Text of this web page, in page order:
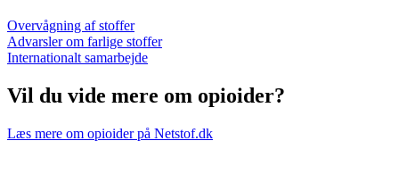
Overvågning af stoffer
Advarsler om farlige stoffer
Internationalt samarbejde
Vil du vide mere om opioider?
Læs mere om opioider på Netstof.dk